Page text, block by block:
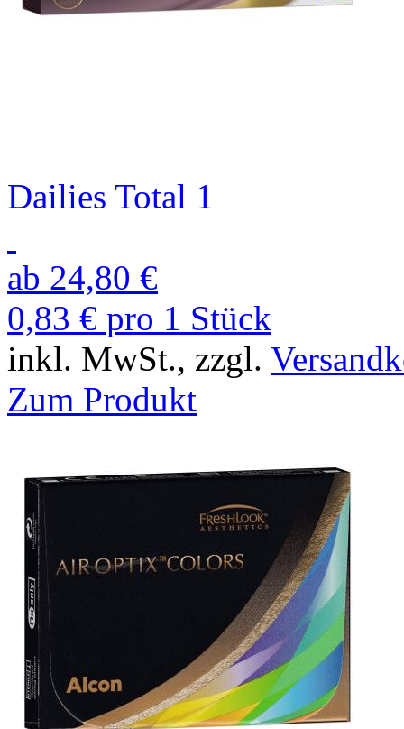
Dailies Total 1
ab 24,80 €
0,83 € pro 1 Stück
inkl. MwSt., zzgl.
Zum Produkt